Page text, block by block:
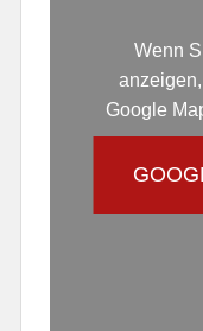
Wenn
Google